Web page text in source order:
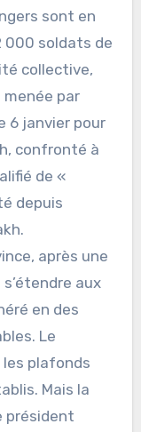
sont en
000 soldats de
collective,
par
6 janvier pour
confronté à
de «
depuis
après une
aux
en des
Le
plafonds
Mais la
président